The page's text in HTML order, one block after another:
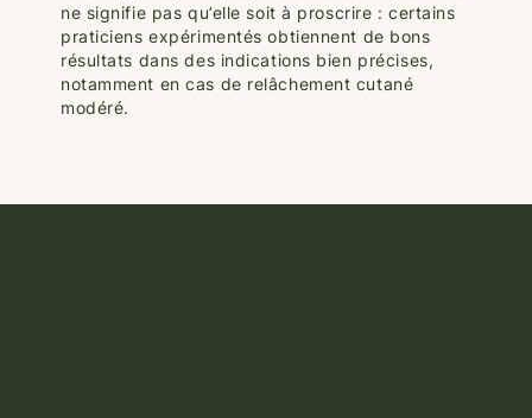
ne signifie pas qu’elle soit à proscrire : certains
praticiens expérimentés obtiennent de bons
résultats dans des indications bien précises,
notamment en cas de relâchement cutané
modéré.